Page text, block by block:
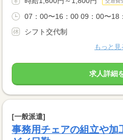
07：00〜16：00 09：00〜18
シフト交代制
もっと見
求人詳細
[一般派遣]
事務用チェアの組立や加